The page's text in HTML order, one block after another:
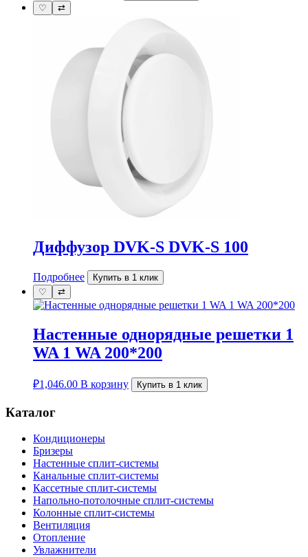
♡
⇄
Диффузор DVK-S DVK-S 100
Подробнее
Купить в 1 клик
♡
⇄
Настенные однорядные решетки 1
WA 1 WA 200*200
₽1,046.00 В корзину Купить в 1 клик
Каталог
Кондиционеры
Бризеры
Настенные сплит-системы
Канальные сплит-системы
Кассетные сплит-системы
Напольно-потолочные сплит-системы
Колонные сплит-системы
Вентиляция
Отопление
Увлажнители